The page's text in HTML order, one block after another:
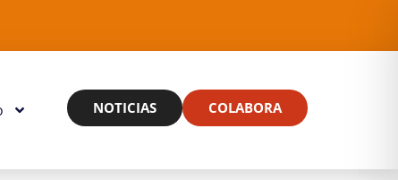
NOTICIAS COLABORA